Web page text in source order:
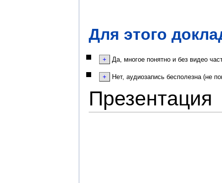
Для этого
Да, многое понятно и без видео
Нет, аудиозапись бесполезна (не
Презентация